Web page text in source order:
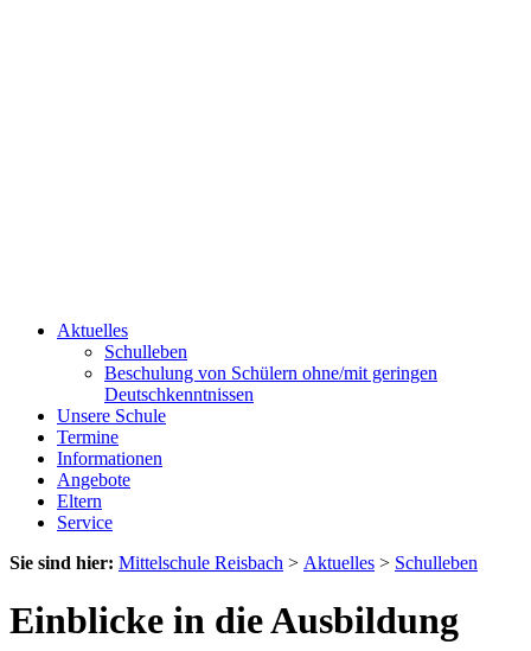
Aktuelles
Schulleben
Beschulung von Schülern ohne/mit geringen
Deutschkenntnissen
Unsere Schule
Termine
Informationen
Angebote
Eltern
Service
Sie sind hier: Mittelschule Reisbach > Aktuelles > Schulleben
Einblicke in die Ausbildung